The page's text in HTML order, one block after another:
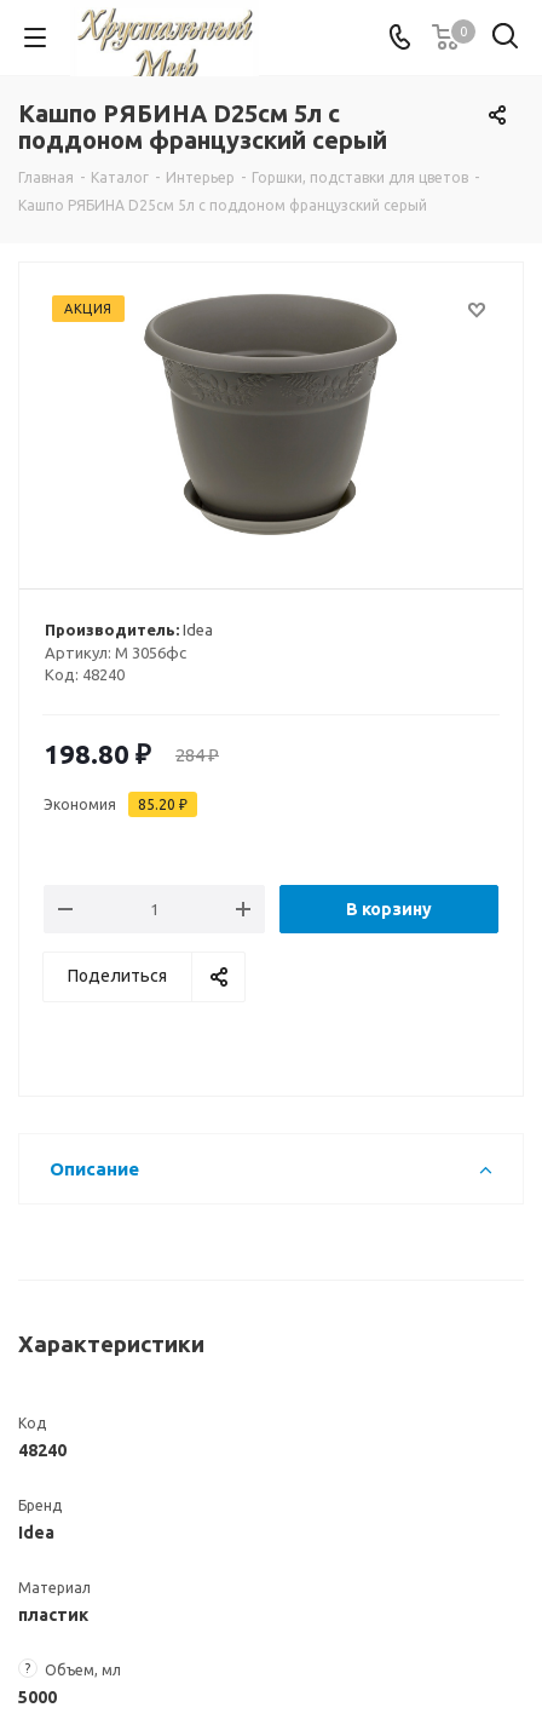
0
Кашпо РЯБИНА D25см 5л с
поддоном французcкий серый
Главная - Каталог - Интерьер - Горшки, подставки для цветов -
Кашпо РЯБИНА D25см 5л с поддоном французcкий серый
АКЦИЯ
Производитель: Idea
Артикул: М 3056фс
Код: 48240
198.80 ₽ 284₽
Экономия 85.20 ₽
В корзину
Поделиться
Описание
Характеристики
Код
48240
Бренд
Idea
Материал
пластик
? Объем, мл
5000